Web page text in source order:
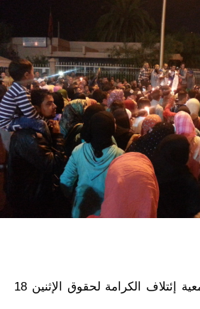
تاكسي نيوز / عن جمعية إئتلاف الكرامة لحقوق الإثنين 18